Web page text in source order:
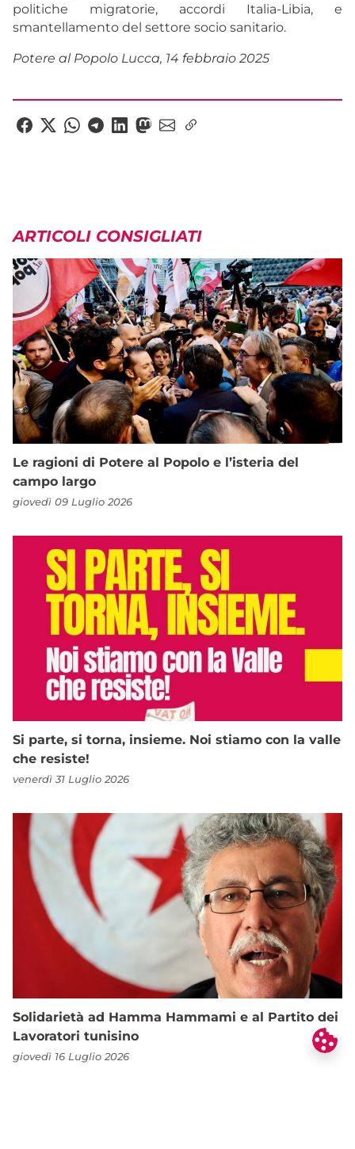
politiche migratorie, accordi Italia-Libia, e
smantellamento del settore socio sanitario.
Potere al Popolo Lucca, 14 febbraio 2025
ARTICOLI CONSIGLIATI
Le ragioni di Potere al Popolo e l’isteria del
campo largo
giovedì 09 Luglio 2026
Si parte, si torna, insieme. Noi stiamo con la valle
che resiste!
venerdì 31 Luglio 2026
Solidarietà ad Hamma Hammami e al Partito dei
Lavoratori tunisino
giovedì 16 Luglio 2026